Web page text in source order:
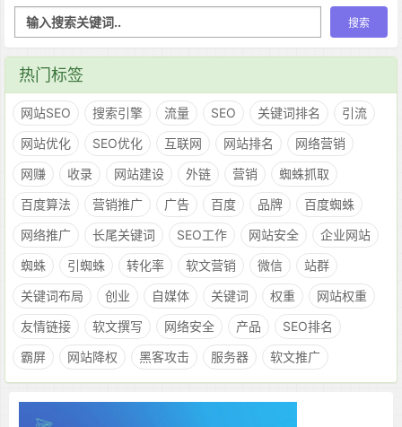
热门标签
网站SEO 搜索引擎 流量 SEO 关键词排名
引流
网站优化
SEO优化 互联网 网站排名
网络营销
网赚
收录 网站建设 外链 营销
蜘蛛抓取
百度算法
营销推广 广告 百度 品牌
百度蜘蛛
网络推广
长尾关键词 SEO工作 网站安全
企业网站
蜘蛛
引蜘蛛 转化率 软文营销 微信
站群
关键词布局
创业 自媒体 关键词 权重
网站权重
友情链接
软文撰写 网络安全 产品
SEO排名
霸屏
网站降权 黑客攻击 服务器 软文推广